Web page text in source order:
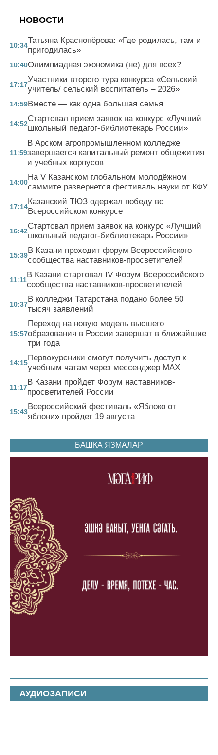
НОВОСТИ
10:34
Татьяна Краснопёрова: «Где родилась, там и
пригодилась»
10:40Олимпиадная экономика (не) для всех?
17:17
Участники второго тура конкурса «Сельский
учитель/ сельский воспитатель – 2026»
14:59Вместе — как одна большая семья
14:52
Стартовал прием заявок на конкурс «Лучший
школьный педагог-библиотекарь России»
11:59
В Арском агропромышленном колледже
завершается капитальный ремонт общежития
и учебных корпусов
14:00
На V Казанском глобальном молодёжном
саммите развернется фестиваль науки от КФУ
17:14
Казанский ТЮЗ одержал победу во
Всероссийском конкурсе
16:42
Стартовал прием заявок на конкурс «Лучший
школьный педагог-библиотекарь России»
15:39
В Казани проходит форум Всероссийского
сообщества наставников-просветителей
11:11
В Казани стартовал IV Форум Всероссийского
сообщества наставников-просветителей
10:37
В колледжи Татарстана подано более 50
тысяч заявлений
15:57
Переход на новую модель высшего
образования в России завершат в ближайшие
три года
14:15
Первокурсники смогут получить доступ к
учебным чатам через мессенджер MAX
11:17
В Казани пройдет Форум наставников-
просветителей России
15:43
Всероссийский фестиваль «Яблоко от
яблони» пройдет 19 августа
БАШКА ЯЗМАЛАР
АУДИОЗАПИСИ